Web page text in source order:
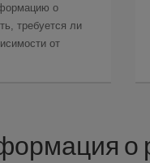
о
требуется ли
от
о